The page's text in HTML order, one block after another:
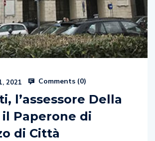
2021 Comments (0)
l’assessore Della
il Paperone di
di Città